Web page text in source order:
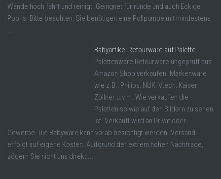
Wände hoch fährt und reinigt. Geingnet für runde und auch Eckige
Pool´s. Bitte beachten: Sie benötigen eine Pollpumpe mit mindestens
...
Babyartikel Retourware auf Palette
Palettenware Retourware ungeprüft aus
Amazon Shop verkäufen. Markenware
wie z.B.: Philips; NUK; Vtech; Kaiser;
Zöllner u.v.m. Wie verkaufen die
Paletten so wie auf den Bildern zu sehen
ist. Verkauft wird an Privat oder
Gewerbe. Die Babyware kann vorab besichtigt werden. Versand
erfolgt auf eigene Kosten. Auifgrund der extrem hohen Nachfrage,
zögern Sie nicht uns direkt ...